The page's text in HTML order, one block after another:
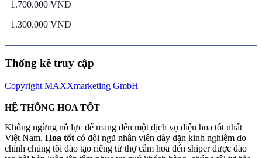
1.700.000 VND
1.300.000 VND
Thống kê truy cập
Copyright MAXXmarketing GmbH
HỆ THỐNG HOA TỐT
Không ngừng nỗ lực để mang đến một dịch vụ điện hoa tốt nhất
Việt Nam. Hoa tốt có đội ngũ nhân viên dày dặn kinh nghiệm do
chính chúng tôi đào tạo riêng từ thợ cắm hoa đến shiper được đào